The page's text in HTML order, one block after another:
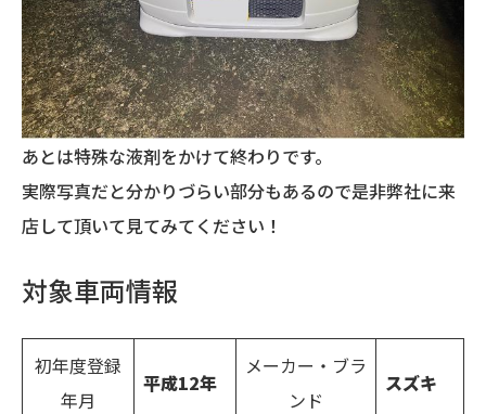
あとは特殊な液剤をかけて終わりです。
実際写真だと分かりづらい部分もあるので是非弊社に来
店して頂いて見てみてください！
対象車両情報
初年度登録
年月
平成12年
メーカー・ブラ
ンド
スズキ